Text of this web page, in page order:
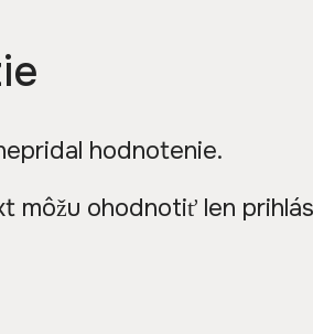
hodnotenie.
môžu ohodnotiť len